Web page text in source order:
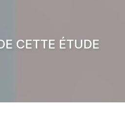
CETTE ÉTUDE